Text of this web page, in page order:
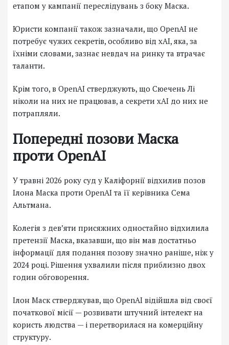
етапом у кампанії переслідувань з боку Маска.
Юристи компанії також зазначали, що OpenAI не
потребує чужих секретів, особливо від xAI, яка, за
їхніми словами, зазнає невдач на ринку та втрачає
таланти.
Крім того, в OpenAI стверджують, що Сюечень Лі
ніколи на них не працював, а секрети xAI до них не
потрапляли.
Попередні позови Маска
проти OpenAI
У травні 2026 року суд у Каліфорнії відхилив позов
Ілона Маска проти OpenAI та її керівника Сема
Альтмана.
Колегія з дев’яти присяжних одностайно відхилила
претензії Маска, вказавши, що він мав достатньо
інформації для подання позову значно раніше, ніж у
2024 році. Рішення ухвалили після приблизно двох
годин обговорення.
Ілон Маск стверджував, що OpenAI відійшла від своєї
початкової місії — розвивати штучний інтелект на
користь людства — і перетворилася на комерційну
структуру.